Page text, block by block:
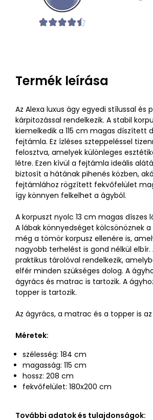
Termék leírása
Az Alexa luxus ágy egyedi stílussal és
kárpitozással rendelkezik. A stabil
kiemelkedik a 115 cm magas díszített
fejtámla. Ez ízléses szteppeléssel
felosztva, amelyek különleges
létre. Ezen kívül a fejtámla ideális
biztosít a hátának pihenés közben,
fejtámlához rögzített fekvőfelület
így könnyen felkelhet a ágyból.
A korpuszt nyolc 13 cm magas díszes
A lábak könnyedséget kölcsönöznek
még a tömör korpusz ellenére is,
nagyobb terhelést is gond nélkül elbír.
praktikus tárolóval rendelkezik,
elfér minden szükséges dolog. A
ágyrács és matrac is tartozik. A
topper is tartozik.
Az ágyrács, a matrac és a topper is az
Méretek:
szélesség: 184 cm
magasság: 115 cm
hossz: 208 cm
fekvőfelület: 180x200 cm
További adatok és tulajdonságok: